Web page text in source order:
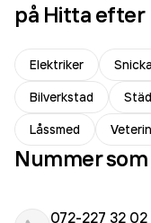
på Hitta efter
Elektriker
Bilverkstad
Låssmed
Nummer
072-227 32 02